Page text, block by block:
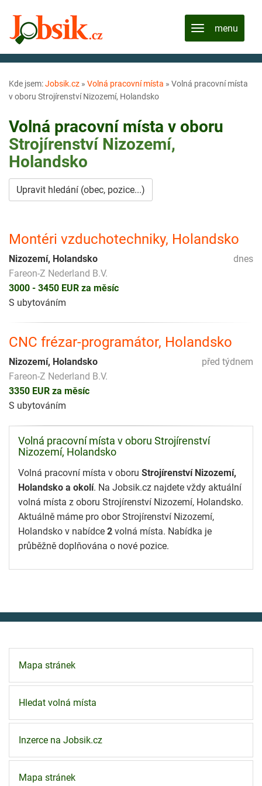
Kde jsem:Jobsik.cz » Volná pracovní místa » Volná pracovní místa
v oboru Strojírenství Nizozemí, Holandsko
Volná pracovní místa v oboru
Strojírenství Nizozemí,
Holandsko
Upravit hledání (obec, pozice...)
Montéri vzduchotechniky, Holandsko
dnes
Nizozemí, Holandsko
Fareon-Z Nederland B.V.
3000 - 3450 EUR za měsíc
S ubytováním
CNC frézar-programátor, Holandsko
před týdnem
Nizozemí, Holandsko
Fareon-Z Nederland B.V.
3350 EUR za měsíc
S ubytováním
Volná pracovní místa v oboru Strojírenství
Nizozemí, Holandsko
Volná pracovní místa v oboru Strojírenství Nizozemí,
Holandsko a okolí. Na Jobsik.cz najdete vždy aktuální
volná místa z oboru Strojírenství Nizozemí, Holandsko.
Aktuálně máme pro obor Strojírenství Nizozemí,
Holandsko v nabídce 2 volná místa. Nabídka je
průběžně doplňována o nové pozice.
Mapa stránek
Hledat volná místa
Inzerce na Jobsik.cz
Mapa stránek